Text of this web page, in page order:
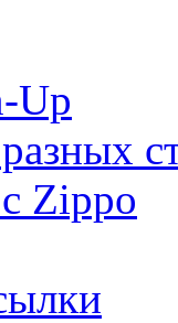
Up
Zippo